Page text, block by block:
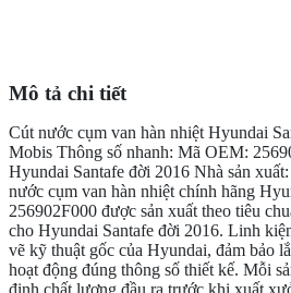
Mô tả chi tiết
Cút nước cụm van hàn nhiệt Hyundai
Mobis Thông số nhanh: Mã OEM:
Hyundai Santafe đời 2016 Nhà sản
nước cụm van hàn nhiệt chính hãng
256902F000 được sản xuất theo tiêu
cho Hyundai Santafe đời 2016. Linh
vẽ kỹ thuật gốc của Hyundai, đảm bảo
hoạt động đúng thông số thiết kế. Mỗi
định chất lượng đầu ra trước khi xuất